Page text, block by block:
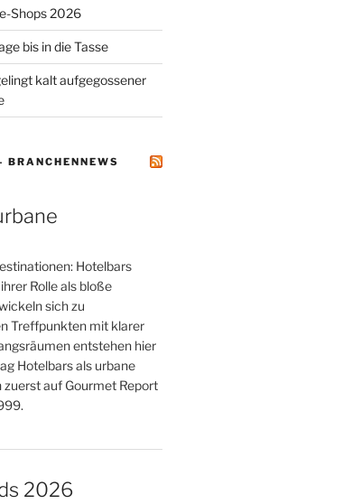
Shops 2026
bis in die Tasse
kalt aufgegossener
BRANCHENNEWS
Hotelbars
Rolle als bloße
sich zu
Treffpunkten mit klarer
entstehen hier
Hotelbars als urbane
auf Gourmet Report
2026